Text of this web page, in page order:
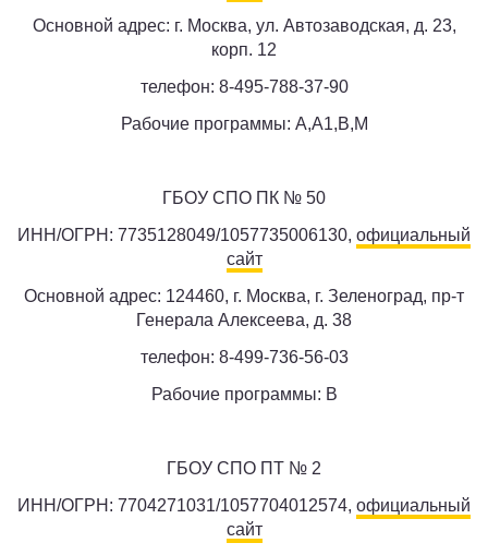
Основной адрес: г. Москва, ул. Автозаводская, д. 23,
корп. 12
телефон: 8-495-788-37-90
Рабочие программы: A,A1,B,M
ГБОУ СПО ПК № 50
ИНН/ОГРН: 7735128049/1057735006130, официальный
сайт
Основной адрес: 124460, г. Москва, г. Зеленоград, пр-т
Генерала Алексеева, д. 38
телефон: 8-499-736-56-03
Рабочие программы: B
ГБОУ СПО ПТ № 2
ИНН/ОГРН: 7704271031/1057704012574, официальный
сайт